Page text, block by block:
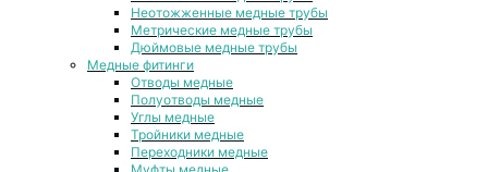
Неотожженные медные трубы
Метрические медные трубы
Дюймовые медные трубы
Медные фитинги
Отводы медные
Полуотводы медные
Углы медные
Тройники медные
Переходники медные